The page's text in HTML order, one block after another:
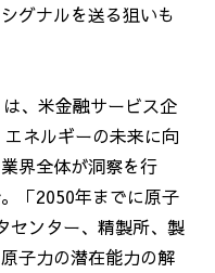
グナルを送る狙いも
は、米金融サービス企
ネルギーの未来に向
界全体が洞察を行
「2050年までに原子
センター、精製所、製
子力の潜在能力の解